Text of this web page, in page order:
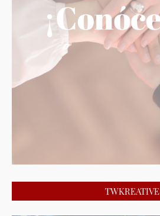
TWKREATIVE